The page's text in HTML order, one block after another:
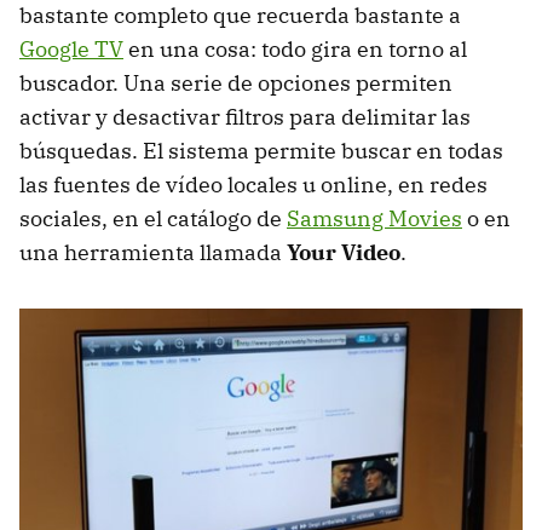
bastante completo que recuerda bastante a
Google TVen una cosa: todo gira en torno al
buscador. Una serie de opciones permiten
activar y desactivar filtros para delimitar las
búsquedas. El sistema permite buscar en todas
las fuentes de vídeo locales u online, en redes
sociales, en el catálogo de Samsung Movies o en
una herramienta llamada Your Video.